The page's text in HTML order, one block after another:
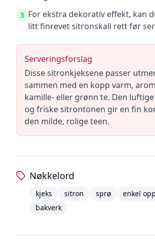
3 For ekstra dekorativ effekt, kan
litt finrevet sitronskall rett før
Serveringsforslag
Disse sitronkjeksene passer
sammen med en kopp varm,
kamille- eller grønn te. Den
og friske sitrontonen gir en fin
den milde, rolige teen.
Nøkkelord
kjeks sitron sprø
enkel
bakverk